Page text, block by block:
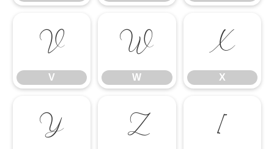
V
V
W
W
X
X
Y Z [